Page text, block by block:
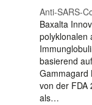
Anti-SARS-
Baxalta
polyklonalen
basierend
Gammagard
von der FDA
als…